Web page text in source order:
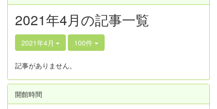
2021年4月の記事一覧
2021年4月 100件
記事がありません。
開館時間